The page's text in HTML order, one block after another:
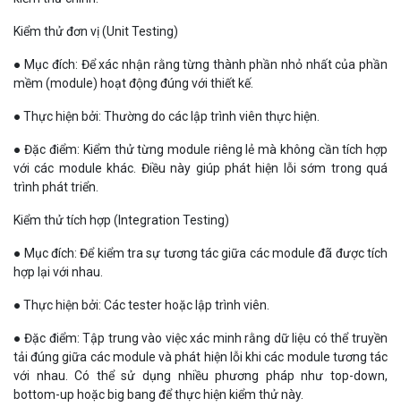
Kiểm thử đơn vị (Unit Testing)
● Mục đích: Để xác nhận rằng từng thành phần nhỏ nhất của phần
mềm (module) hoạt động đúng với thiết kế.
● Thực hiện bởi: Thường do các lập trình viên thực hiện.
● Đặc điểm: Kiểm thử từng module riêng lẻ mà không cần tích hợp
với các module khác. Điều này giúp phát hiện lỗi sớm trong quá
trình phát triển.
Kiểm thử tích hợp (Integration Testing)
● Mục đích: Để kiểm tra sự tương tác giữa các module đã được tích
hợp lại với nhau.
● Thực hiện bởi: Các tester hoặc lập trình viên.
● Đặc điểm: Tập trung vào việc xác minh rằng dữ liệu có thể truyền
tải đúng giữa các module và phát hiện lỗi khi các module tương tác
với nhau. Có thể sử dụng nhiều phương pháp như top-down,
bottom-up hoặc big bang để thực hiện kiểm thử này.